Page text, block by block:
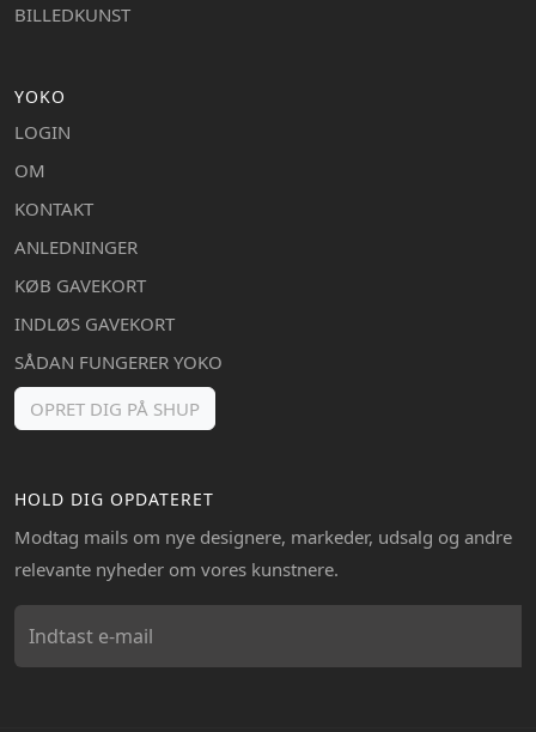
BILLEDKUNST
YOKO
LOGIN
OM
KONTAKT
ANLEDNINGER
KØB GAVEKORT
INDLØS GAVEKORT
SÅDAN FUNGERER YOKO
OPRET DIG PÅ SHUP
HOLD DIG OPDATERET
Modtag mails om nye designere, markeder, udsalg og andre
relevante nyheder om vores kunstnere.